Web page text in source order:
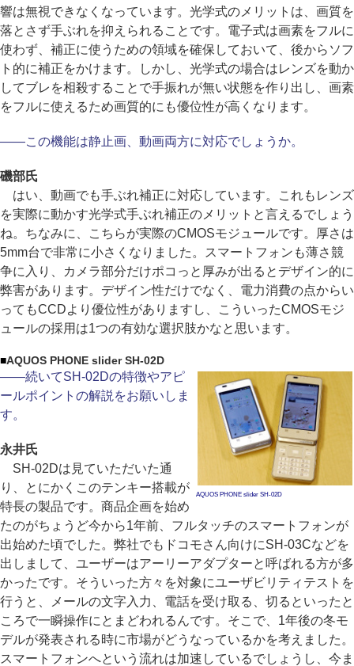
響は無視できなくなっています。光学式のメリットは、画質を
落とさず手ぶれを抑えられることです。電子式は画素をフルに
使わず、補正に使うための領域を確保しておいて、後からソフ
ト的に補正をかけます。しかし、光学式の場合はレンズを動か
してブレを相殺することで手振れが無い状態を作り出し、画素
をフルに使えるため画質的にも優位性が高くなります。
――この機能は静止画、動画両方に対応でしょうか。
磯部氏
はい、動画でも手ぶれ補正に対応しています。これもレンズ
を実際に動かす光学式手ぶれ補正のメリットと言えるでしょう
ね。ちなみに、こちらが実際のCMOSモジュールです。厚さは
5mm台で非常に小さくなりました。スマートフォンも薄さ競
争に入り、カメラ部分だけポコっと厚みが出るとデザイン的に
弊害があります。デザイン性だけでなく、電力消費の点からい
ってもCCDより優位性がありますし、こういったCMOSモジ
ュールの採用は1つの有効な選択肢かなと思います。
■AQUOS PHONE slider SH-02D
AQUOS PHONE slider SH-02D
――続いてSH-02Dの特徴やアピ
ールポイントの解説をお願いしま
す。
永井氏
SH-02Dは見ていただいた通
り、とにかくこのテンキー搭載が
特長の製品です。商品企画を始め
たのがちょうど今から1年前、フルタッチのスマートフォンが
出始めた頃でした。弊社でもドコモさん向けにSH-03Cなどを
出しまして、ユーザーはアーリーアダプターと呼ばれる方が多
かったです。そういった方々を対象にユーザビリティテストを
行うと、メールの文字入力、電話を受け取る、切るといったと
ころで一瞬操作にとまどわれるんです。そこで、1年後の冬モ
デルが発表される時に市場がどうなっているかを考えました。
スマートフォンへという流れは加速しているでしょうし、今ま